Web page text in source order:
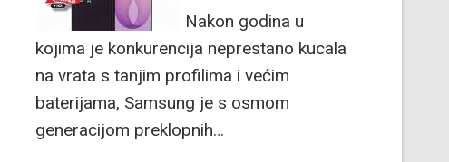
Nakon godina u
kojima je konkurencija neprestano kucala
na vrata s tanjim profilima i većim
baterijama, Samsung je s osmom
generacijom preklopnih…